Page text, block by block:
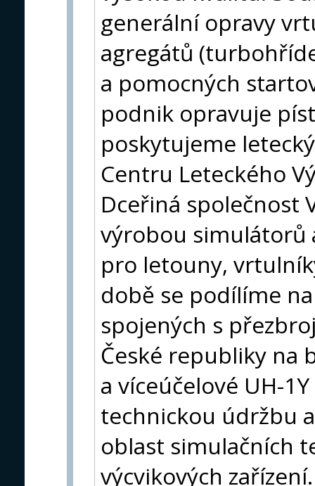
generální opravy
agregátů
a pomocných
podnik opravuje
poskytujeme
Centru Leteckého
Dceřiná společnost
výrobou simulátorů
pro letouny,
době se podílíme
spojených s
České republiky na
a víceúčelové UH-
technickou údržbu
oblast simulačních
výcvikových